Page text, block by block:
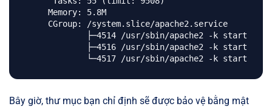
Bây giờ, thư mục bạn chỉ định sẽ được bảo vệ bằng mật